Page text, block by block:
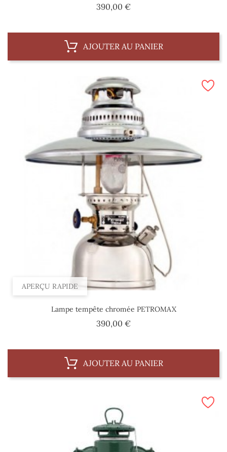
390,00 €Prix
AJOUTER AU PANIER
APERÇU RAPIDE
Lampe tempête chromée PETROMAX
390,00 €Prix
AJOUTER AU PANIER